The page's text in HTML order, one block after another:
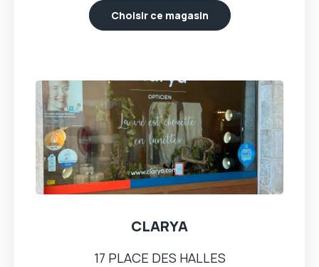
Choisir ce magasin
CLARYA
17 PLACE DES HALLES